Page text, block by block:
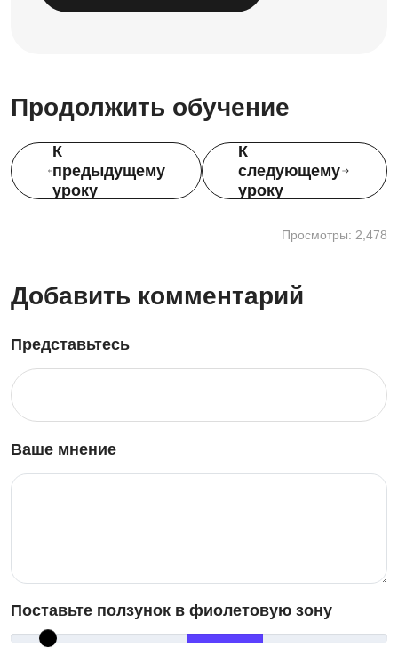
Продолжить обучение
К
предыдущему
уроку
К
следующему
уроку
Просмотры: 2,478
Добавить комментарий
Представьтесь
Ваше мнение
Поставьте ползунок в фиолетовую зону